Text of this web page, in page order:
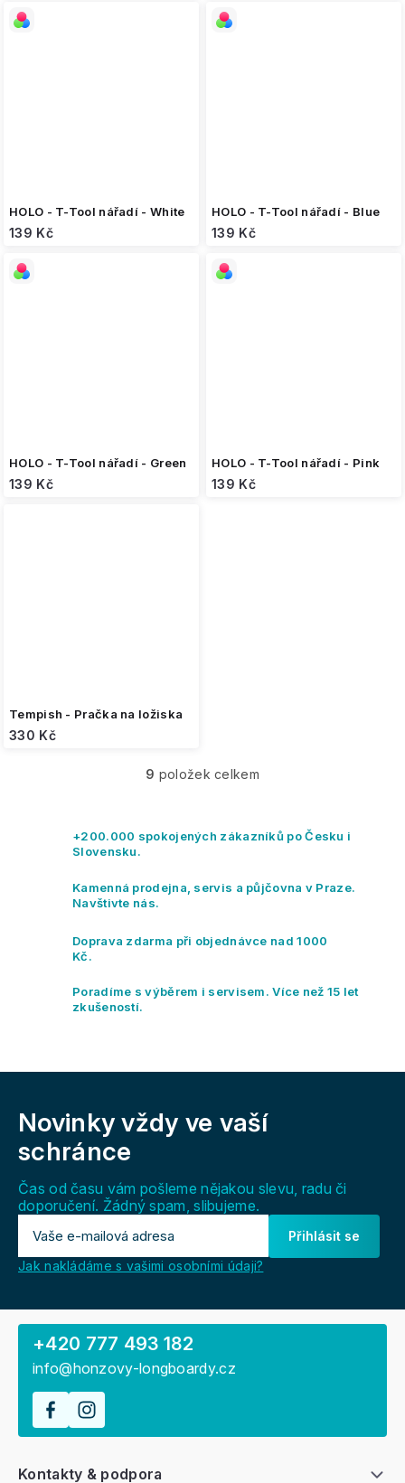
HOLO - T-Tool nářadí - White
139 Kč
HOLO - T-Tool nářadí - Blue
139 Kč
HOLO - T-Tool nářadí - Green
139 Kč
HOLO - T-Tool nářadí - Pink
139 Kč
Tempish - Pračka na ložiska
330 Kč
O
á
c
r
v
y
s
9 položek celkem
+200.000 spokojených zákazníků po Česku i
Slovensku.
Kamenná prodejna, servis a půjčovna v Praze.
Navštivte nás.
Doprava zdarma při objednávce nad 1000
Kč.
Poradíme s výběrem i servisem. Více než 15 let
zkušeností.
Novinky vždy ve vaší
schránce
Čas od času vám pošleme nějakou slevu, radu či
doporučení. Žádný spam, slibujeme.
Přihlásit se
Jak nakládáme s vašimi osobními údaji?
Kontakty & podpora
+420 777 493 182
info@honzovy-longboardy.cz